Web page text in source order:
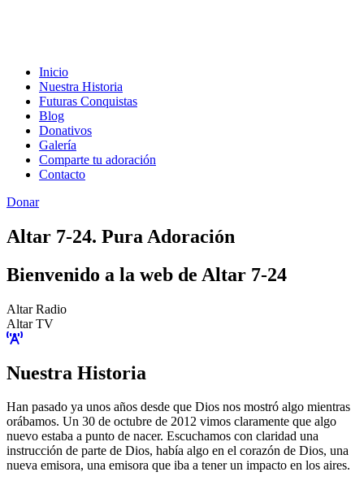
Inicio
Nuestra Historia
Futuras Conquistas
Blog
Donativos
Galería
Comparte tu adoración
Contacto
Donar
Altar 7-24. Pura Adoración
Bienvenido a la web de Altar 7-24
Altar Radio
Altar TV
Nuestra Historia
Han pasado ya unos años desde que Dios nos mostró algo mientras
orábamos. Un 30 de octubre de 2012 vimos claramente que algo
nuevo estaba a punto de nacer. Escuchamos con claridad una
instrucción de parte de Dios, había algo en el corazón de Dios, una
nueva emisora, una emisora que iba a tener un impacto en los aires.